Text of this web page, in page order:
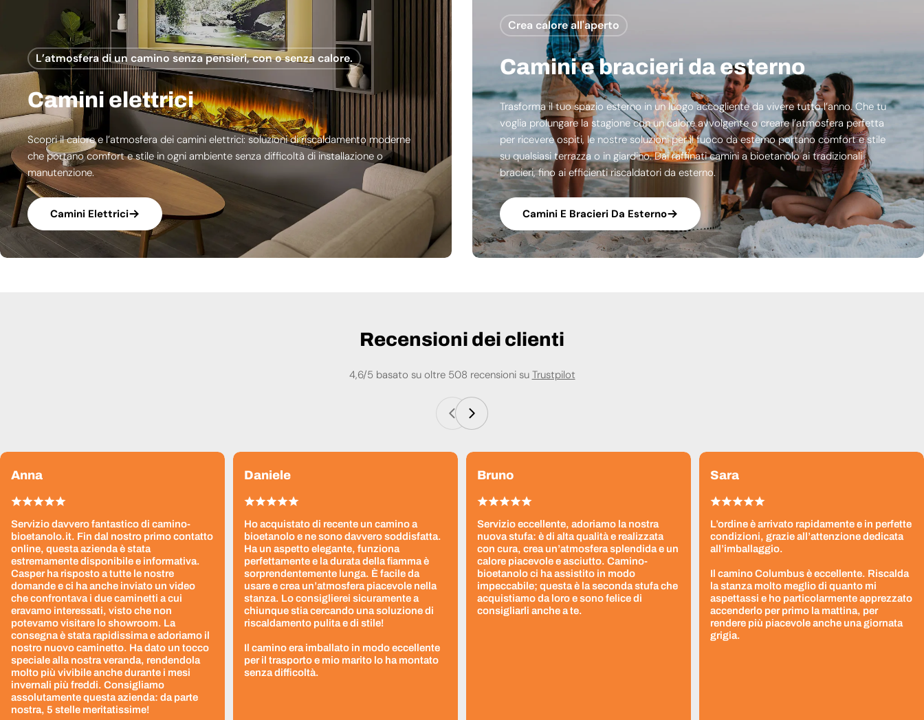
L’atmosfera di un camino senza pensieri, con o senza calore.
Camini elettrici
Scopri il calore e l’atmosfera dei camini elettrici: soluzioni di riscaldamento moderne
che portano comfort e stile in ogni ambiente senza difficoltà di installazione o
manutenzione.
Camini Elettrici
Crea calore all'aperto
Camini e bracieri da esterno
Trasforma il tuo spazio esterno in un luogo accogliente da vivere tutto l’anno. Che tu
voglia prolungare la stagione con un calore avvolgente o creare l’atmosfera perfetta
per ricevere ospiti, le nostre soluzioni per il fuoco da esterno portano comfort e stile
su qualsiasi terrazza o in giardino. Dai raffinati camini a bioetanolo ai tradizionali
bracieri, fino ai efficienti riscaldatori da esterno.
Camini E Bracieri Da Esterno
Recensioni dei clienti
4,6/5 basato su oltre 508 recensioni su Trustpilot
Anna
Servizio davvero fantastico di camino-
bioetanolo.it. Fin dal nostro primo contatto
online, questa azienda è stata
estremamente disponibile e informativa.
Casper ha risposto a tutte le nostre
domande e ci ha anche inviato un video
che confrontava i due caminetti a cui
eravamo interessati, visto che non
potevamo visitare lo showroom. La
consegna è stata rapidissima e adoriamo il
nostro nuovo caminetto. Ha dato un tocco
speciale alla nostra veranda, rendendola
molto più vivibile anche durante i mesi
invernali più freddi. Consigliamo
assolutamente questa azienda: da parte
nostra, 5 stelle meritatissime!
Daniele
Ho acquistato di recente un camino a
bioetanolo e ne sono davvero soddisfatta.
Ha un aspetto elegante, funziona
perfettamente e la durata della fiamma è
sorprendentemente lunga. È facile da
usare e crea un’atmosfera piacevole nella
stanza. Lo consiglierei sicuramente a
chiunque stia cercando una soluzione di
riscaldamento pulita e di stile!
Il camino era imballato in modo eccellente
per il trasporto e mio marito lo ha montato
senza difficoltà.
Bruno
Servizio eccellente, adoriamo la nostra
nuova stufa: è di alta qualità e realizzata
con cura, crea un’atmosfera splendida e un
calore piacevole e asciutto. Camino-
bioetanolo ci ha assistito in modo
impeccabile; questa è la seconda stufa che
acquistiamo da loro e sono felice di
consigliarli anche a te.
Sara
L’ordine è arrivato rapidamente e in perfette
condizioni, grazie all’attenzione dedicata
all’imballaggio.
Il camino Columbus è eccellente. Riscalda
la stanza molto meglio di quanto mi
aspettassi e ho particolarmente apprezzato
accenderlo per primo la mattina, per
rendere più piacevole anche una giornata
grigia.